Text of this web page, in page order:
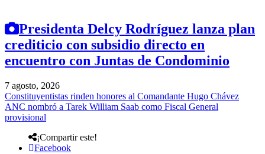
Presidenta Delcy Rodríguez lanza plan
crediticio con subsidio directo en
encuentro con Juntas de Condominio
7 agosto, 2026
Constituyentistas rinden honores al Comandante Hugo Chávez
ANC nombró a Tarek William Saab como Fiscal General
provisional
¡Compartir este!
Facebook